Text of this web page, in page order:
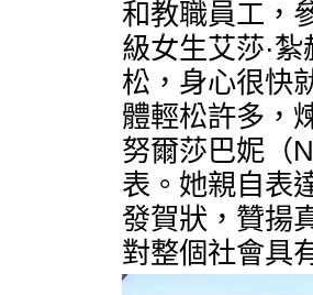
和教職員工，
級女生艾莎·
松，身心很快
體輕松許多，
努爾莎巴妮（
表。她親自表
發賀狀，贊揚
對整個社會具